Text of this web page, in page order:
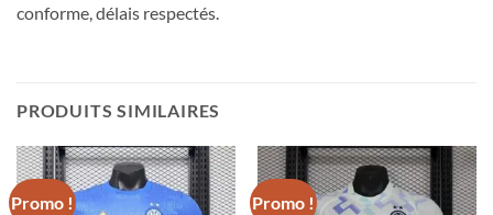
conforme, délais respectés.
PRODUITS SIMILAIRES
Promo ! Promo !